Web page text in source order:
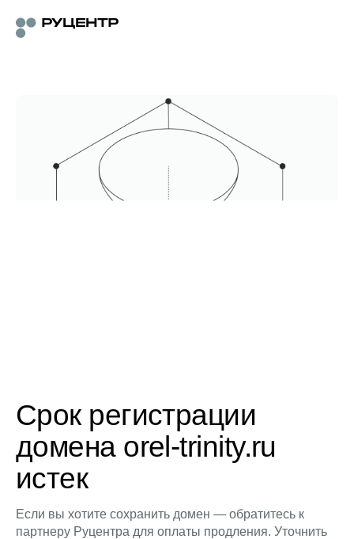
Срок регистрации
домена orel-trinity.ru
истек
Если вы хотите сохранить домен — обратитесь к
партнеру Руцентра для оплаты продления. Уточнить